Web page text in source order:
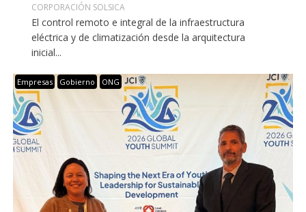
CORPORACIÓN SOLSICA
El control remoto e integral de la infraestructura
eléctrica y de climatización desde la arquitectura
inicial...
Empresas Gobierno ONG